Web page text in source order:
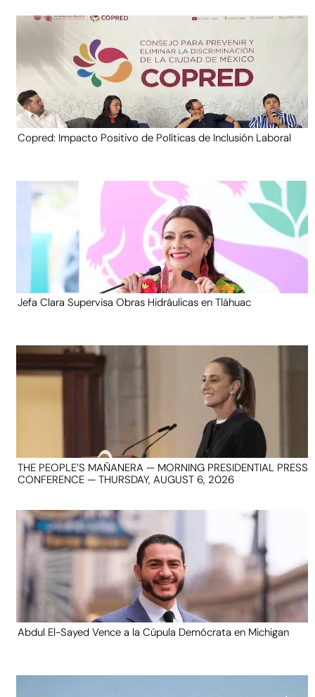
Copred: Impacto Positivo de Políticas de Inclusión Laboral
Jefa Clara Supervisa Obras Hidráulicas en Tláhuac
THE PEOPLE’S MAÑANERA — MORNING PRESIDENTIAL PRESS
CONFERENCE — THURSDAY, AUGUST 6, 2026
Abdul El-Sayed Vence a la Cúpula Demócrata en Michigan